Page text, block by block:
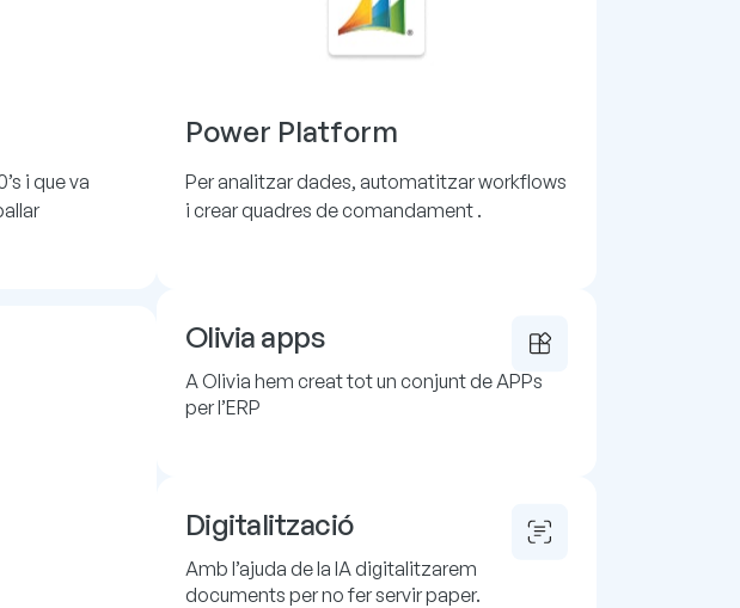
i que va
Power Platform
Per analitzar dades, automatitzar workflows
i crear quadres de comandament .
Olivia apps
A Olivia hem creat tot un conjunt de APPs
per l’ERP
Digitalització
Amb l’ajuda de la IA digitalitzarem
documents per no fer servir paper.